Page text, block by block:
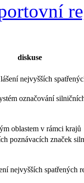
diskuse
nejvyšších
označování
oblastem v rámci krajů
poznávacích značek
nejvyšších spatřených